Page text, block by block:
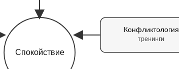
Конфликтология
тренинги
Спокойствие